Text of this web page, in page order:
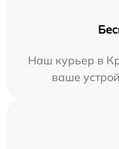
Наш курьер в
ваше